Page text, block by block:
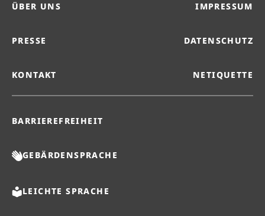
ÜBER UNS IMPRESSUM
PRESSE DATENSCHUTZ
KONTAKT NETIQUETTE
BARRIEREFREIHEIT
GEBÄRDENSPRACHE
LEICHTE SPRACHE